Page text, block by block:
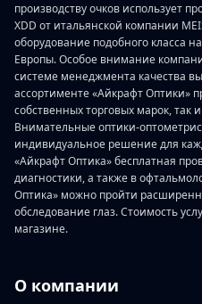
производству очков использует
XDD от итальянской компании
оборудование подобного класса
Европы. Особое внимание
системе менеджмента качества
ассортименте «Айкрафт Оптики»
собственных торговых марок, так
Внимательные оптики-
индивидуальное решение для
«Айкрафт Оптика» бесплатная
диагностики, а также в
Оптика» можно пройти
обследование глаз. Стоимость
магазине.
О компании